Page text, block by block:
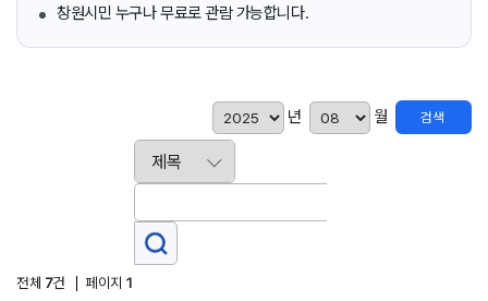
창원시민 누구나 무료로 관람 가능합니다.
년 월 검색
전체 7건 페이지 1